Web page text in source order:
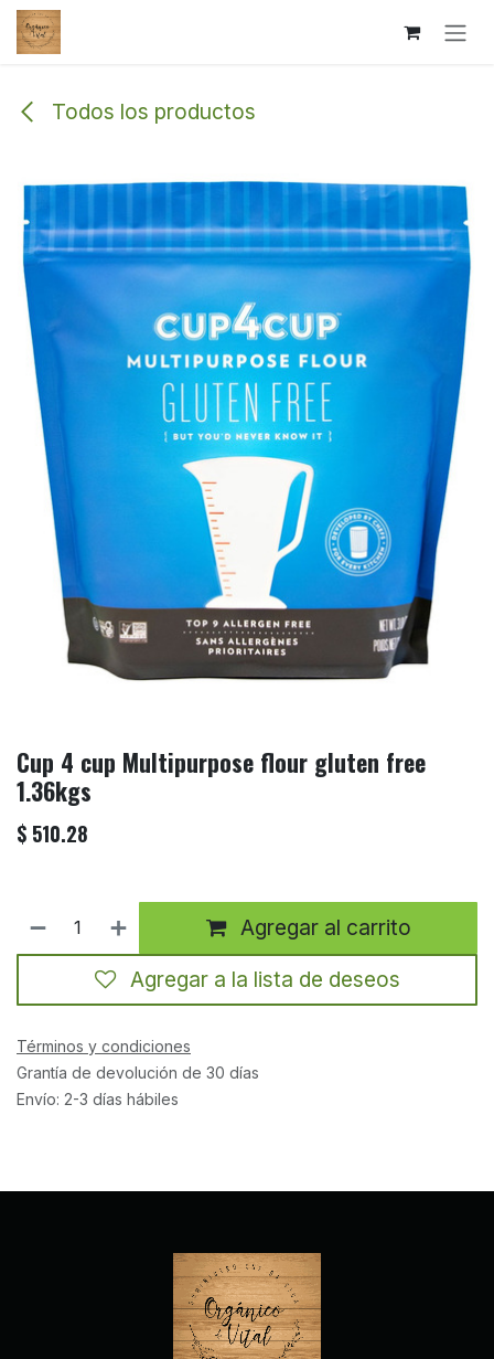
Ir al contenido
Todos los productos
Cup 4 cup Multipurpose flour gluten free
1.36kgs
$ 510.28
Agregar al carrito
Agregar a la lista de deseos
Términos y condiciones
Grantía de devolución de 30 días
Envío: 2-3 días hábiles